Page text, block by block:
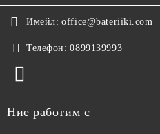
Имейл: office@bateriiki.com
Телефон: 0899139993
Ние работим с